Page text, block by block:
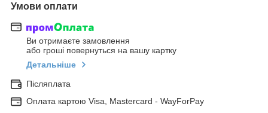
Умови оплати
Ви отримаєте замовлення
або гроші повернуться на вашу картку
Детальніше
Післяплата
Оплата картою Visa, Mastercard - WayForPay